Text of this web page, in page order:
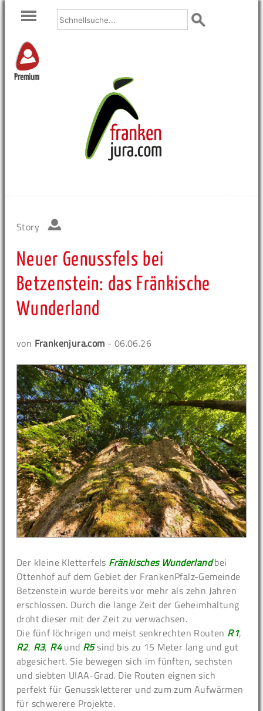
Premium
Story
Neuer Genussfels bei
Betzenstein: das Fränkische
Wunderland
von Frankenjura.com - 06.06.26
Der kleine Kletterfels Fränkisches Wunderlandbei
Ottenhof auf dem Gebiet der FrankenPfalz-Gemeinde
Betzenstein wurde bereits vor mehr als zehn Jahren
erschlossen. Durch die lange Zeit der Geheimhaltung
droht dieser mit der Zeit zu verwachsen.
Die fünf löchrigen und meist senkrechten Routen R1,
R2, R3, R4und R5sind bis zu 15 Meter lang und gut
abgesichert. Sie bewegen sich im fünften, sechsten
und siebten UIAA-Grad. Die Routen eignen sich
perfekt für Genusskletterer und zum zum Aufwärmen
für schwerere Projekte.